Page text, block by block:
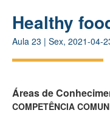
Healthy
Aula 23 | Sex, 2021-04-
Áreas de
COMPETÊNCIA